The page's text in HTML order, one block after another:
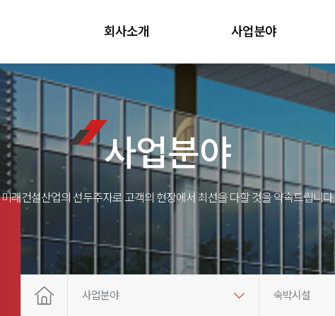
회사소개 사업분야
사업분야
미래건설산업의 선두주자로 고객의 현장에서 최선을 다할 것을 약속드립니다.
사업분야 숙박시설